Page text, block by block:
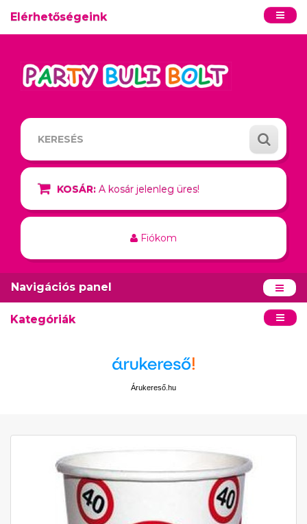
Elérhetőségeink
KOSÁR: A kosár jelenleg üres!
Fiókom
Navigációs panel
Kategóriák
Árukereső.hu